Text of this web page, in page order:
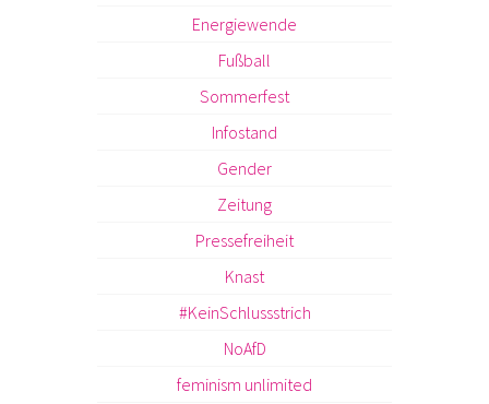
Energiewende
Fußball
Sommerfest
Infostand
Gender
Zeitung
Pressefreiheit
Knast
#KeinSchlussstrich
NoAfD
feminism unlimited